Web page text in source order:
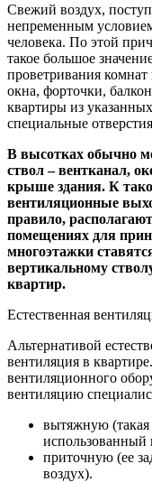
Свежий воздух,
непременным
человека. По этой
такое большое
проветривания
окна, форточки,
квартиры из
специальные
В высотках обычно
ствол – вентканал,
крыше здания. К
вентиляционные
правило,
помещениях для
многоэтажки
вертикальному
квартир.
Естественная
Альтернативой
вентиляция в
вентиляционного
вентиляцию
вытяжную (такая
использованный
приточную (ее
воздух).